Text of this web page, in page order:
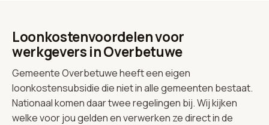
Loonkostenvoordelen voor
werkgevers in Overbetuwe
Gemeente Overbetuwe heeft een eigen
loonkostensubsidie die niet in alle gemeenten bestaat.
Nationaal komen daar twee regelingen bij. Wij kijken
welke voor jou gelden en verwerken ze direct in de